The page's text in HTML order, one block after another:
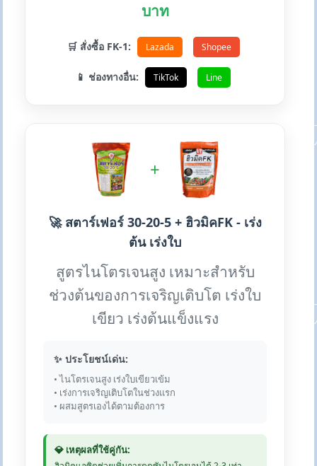
บาท
🛒 สั่งซื้อ FK-1: Lazada Shopee
📱 ช่องทางอื่น: TikTok Line
+
🚀 สตาร์เฟอร์ 30-20-5 + ฮิวมิคFK - เร่ง
ต้น เร่งใบ
สูตรไนโตรเจนสูง เหมาะสำหรับ
ช่วงต้นของการเจริญเติบโต เร่งใบ
เขียว เร่งต้นแข็งแรง
✨ ประโยชน์เด่น:
• ไนโตรเจนสูง เร่งใบเขียวเข้ม
• เร่งการเจริญเติบโตในช่วงแรก
• ผสมสูตรเองได้ตามต้องการ
💎 เหตุผลที่ใช้คู่กัน: